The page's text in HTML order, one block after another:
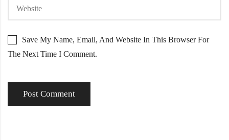
Save My Name, Email, And Website In This Browser For
The Next Time I Comment.